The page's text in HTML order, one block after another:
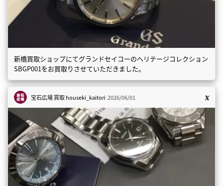
新橋買取ショップにてグランドセイコーのヘリテージコレクション
SBGP001をお買取りさせていただきました。
宝石広場 買取houseki_kaitori 2026/06/01